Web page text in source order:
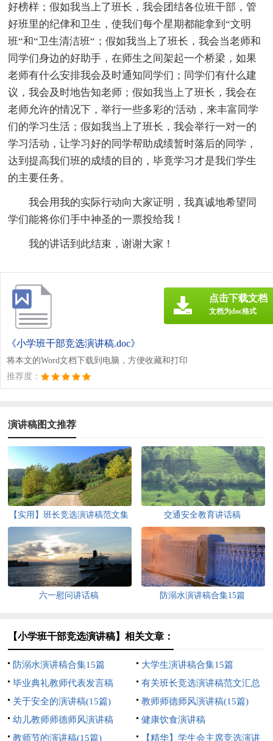
好榜样；假如我当上了班长，我会团结各位班干部，管
好班里的纪侓和卫生，使我们每个星期都能拿到“文明
班“和“卫生清洁班“；假如我当上了班长，我会当老师和
同学们身边的好助手，在师生之间架起一个桥梁，如果
老师有什么安排我会及时通知同学们；同学们有什么建
议，我会及时地告知老师；假如我当上了班长，我会在
老师允许的情况下，举行一些多彩的'活动，来丰富同学
们的学习生活；假如我当上了班长，我会举行一对一的
学习活动，让学习好的同学帮助成绩暂时落后的同学，
达到提高我们班的成绩的目的，毕竟学习才是我们学生
的主要任务。
我会用我的实际行动向大家证明，我真诚地希望同
学们能将你们手中神圣的一票投给我！
我的讲话到此结束，谢谢大家！
《小学班干部竞选演讲稿.doc》
将本文的Word文档下载到电脑，方便收藏和打印
推荐度：
点击下载文档
文档为doc格式
演讲稿图文推荐
【实用】班长竞选演讲稿范文集
锦六篇
交通安全教育讲话稿
六一慰问讲话稿 防溺水演讲稿合集15篇
【小学班干部竞选演讲稿】相关文章：
防溺水演讲稿合集15篇
大学生演讲稿合集15篇
毕业典礼教师代表发言稿
有关班长竞选演讲稿范文汇总
八篇
关于安全的演讲稿(15篇)
教师师德师风演讲稿(15篇)
幼儿教师师德师风演讲稿
健康饮食演讲稿
教师节的演讲稿(15篇)
【精华】学生会主席竞选演讲